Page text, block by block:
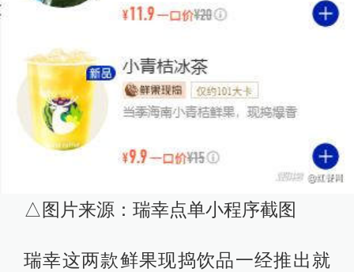
△图片来源：瑞幸点单小程序截图
瑞幸这两款鲜果现捣饮品一经推出就